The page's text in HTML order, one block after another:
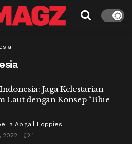
Jaga Kelestarian
Laut dengan Konsep “Blue
Abigail Loppies
2022
1